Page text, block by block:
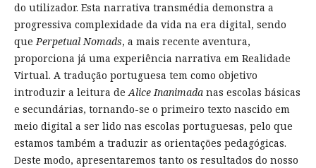
do utilizador. Esta narrativa transmédia demonstra a
progressiva complexidade da vida na era digital, sendo
quePerpetual Nomads, a mais recente aventura,
proporciona já uma experiência narrativa em Realidade
Virtual. A tradução portuguesa tem como objetivo
introduzir a leitura deAlice Inanimadanas escolas básicas
e secundárias, tornando-se o primeiro texto nascido em
meio digital a ser lido nas escolas portuguesas, pelo que
estamos também a traduzir as orientações pedagógicas.
Deste modo, apresentaremos tanto os resultados do nosso